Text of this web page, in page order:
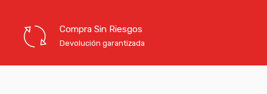
Compra Sin Riesgos
Devolución garantizada